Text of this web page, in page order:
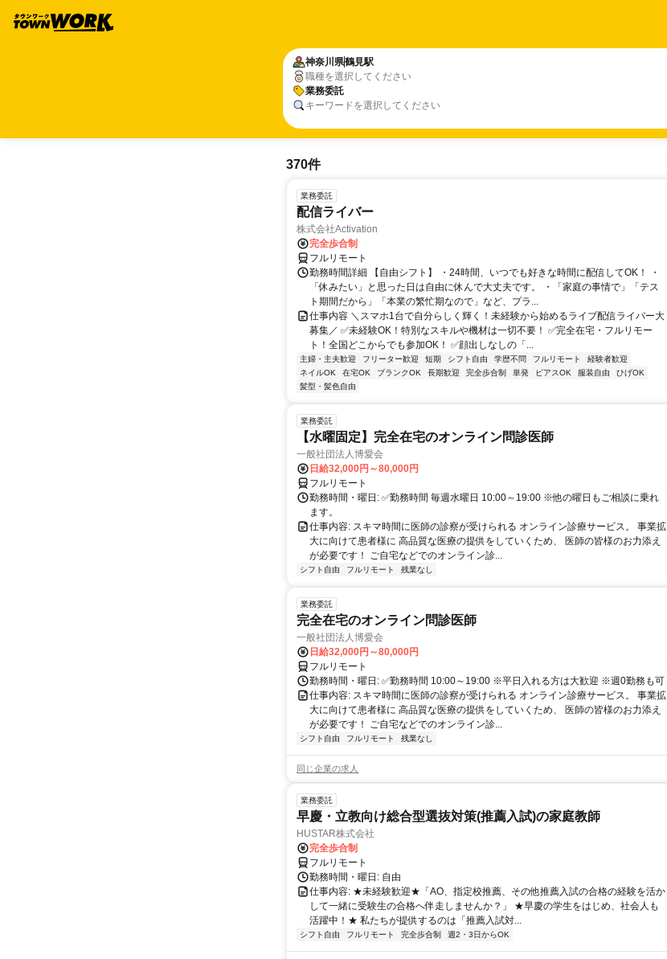
神奈川県鶴見駅
職種を選択してください
業務委託
キーワードを選択してください
370件
業務委託
配信ライバー
株式会社Activation
完全歩合制
フルリモート
勤務時間詳細 【自由シフト】 ・24時間、いつでも好きな時間に配信してOK！ ・
「休みたい」と思った日は自由に休んで大丈夫です。 ・「家庭の事情で」「テス
ト期間だから」「本業の繁忙期なので」など、プラ...
仕事内容 ＼スマホ1台で自分らしく輝く！未経験から始めるライブ配信ライバー大
募集／ ✅未経験OK！特別なスキルや機材は一切不要！ ✅完全在宅・フルリモー
ト！全国どこからでも参加OK！ ✅顔出しなしの「...
主婦・主夫歓迎 フリーター歓迎 短期 シフト自由 学歴不問 フルリモート
経験者歓迎
ネイルOK
在宅OK ブランクOK 長期歓迎 完全歩合制 単発 ピアスOK 服装自由
ひげOK
髪型・髪色自由
業務委託
【水曜固定】完全在宅のオンライン問診医師
一般社団法人博愛会
日給32,000円～80,000円
フルリモート
勤務時間・曜日: ✅勤務時間 毎週水曜日 10:00～19:00 ※他の曜日もご相談に乗れ
ます。
仕事内容: スキマ時間に医師の診察が受けられる オンライン診療サービス。 事業拡
大に向けて患者様に 高品質な医療の提供をしていくため、 医師の皆様のお力添え
が必要です！ ご自宅などでのオンライン診...
シフト自由 フルリモート 残業なし
業務委託
完全在宅のオンライン問診医師
一般社団法人博愛会
日給32,000円～80,000円
フルリモート
勤務時間・曜日: ✅勤務時間 10:00～19:00 ※平日入れる方は大歓迎 ※週0勤務も可
仕事内容: スキマ時間に医師の診察が受けられる オンライン診療サービス。 事業拡
大に向けて患者様に 高品質な医療の提供をしていくため、 医師の皆様のお力添え
が必要です！ ご自宅などでのオンライン診...
シフト自由 フルリモート 残業なし
同じ企業の求人
業務委託
早慶・立教向け総合型選抜対策(推薦入試)の家庭教師
HUSTAR株式会社
完全歩合制
フルリモート
勤務時間・曜日: 自由
仕事内容: ★未経験歓迎★「AO、指定校推薦、その他推薦入試の合格の経験を活か
して一緒に受験生の合格へ伴走しませんか？」 ★早慶の学生をはじめ、社会人も
活躍中！★ 私たちが提供するのは「推薦入試対...
シフト自由 フルリモート 完全歩合制 週2・3日からOK